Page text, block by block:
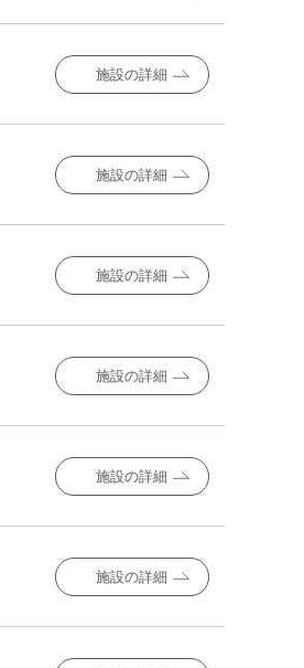
施設の詳細
施設の詳細
施設の詳細
施設の詳細
施設の詳細
施設の詳細